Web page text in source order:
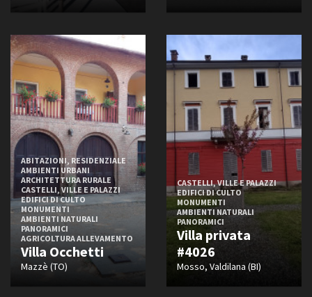
ABITAZIONI, RESIDENZIALE
AMBIENTI URBANI
ARCHITETTURA RURALE
CASTELLI, VILLE E PALAZZI
EDIFICI DI CULTO
MONUMENTI
AMBIENTI NATURALI
PANORAMICI
AGRICOLTURA ALLEVAMENTO
Villa Occhetti
Mazzè (TO)
CASTELLI, VILLE E PALAZZI
EDIFICI DI CULTO
MONUMENTI
AMBIENTI NATURALI
PANORAMICI
Villa privata
#4026
Mosso, Valdilana (BI)